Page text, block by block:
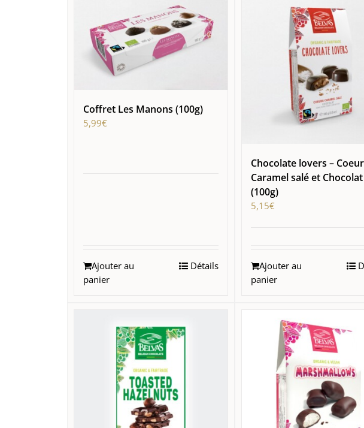
Coffret Les Manons (100g)
5,99€
Ajouter au
panier
Détails
Chocolate lovers –
Caramel salé et
(100g)
5,15€
Ajouter au
panier